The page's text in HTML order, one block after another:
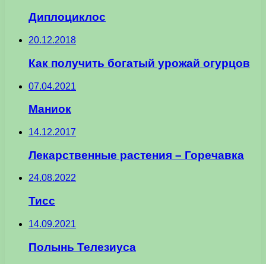
Диплоциклос
20.12.2018
Как получить богатый урожай огурцов
07.04.2021
Маниок
14.12.2017
Лекарственные растения – Горечавка
24.08.2022
Тисс
14.09.2021
Полынь Телезиуса